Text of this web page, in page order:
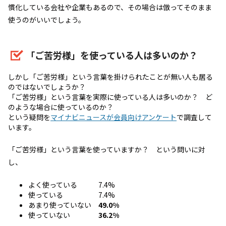
慣化している会社や企業もあるので、その場合は倣ってそのまま
使うのがいいでしょう。
「ご苦労様」を使っている人は多いのか？
しかし「ご苦労様」という言葉を掛けられたことが無い人も居る
のではないでしょうか？
「ご苦労様」という言葉を実際に使っている人は多いのか？ ど
のような場合に使っているのか？
という疑問をマイナビニュースが会員向けアンケートで調査して
います。
「ご苦労様」という言葉を使っていますか？ という問いに対
し、
よく使っている 7.4%
使っている 7.4%
あまり使っていない 49.0%
使っていない 36.2%